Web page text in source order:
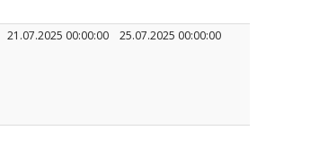
21.07.2025 00:00:00 25.07.2025 00:00:00